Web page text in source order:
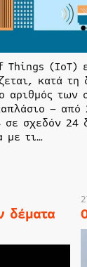
(IoT)
κατά τη
αριθμός των
– από
σε σχεδόν 24
με τι…
δέματα